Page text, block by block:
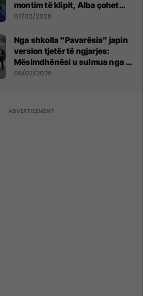
montim të klipit, Alba çohet
dhe dëshiron të largohet nga
07/02/2026
Nga shkolla "Pavarësia" japin
version tjetër të ngjarjes:
Mësimdhënësi u sulmua nga 10
nxënës, reagoi në vetëmbrojtje
09/02/2026